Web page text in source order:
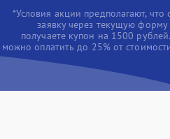
*Условия акции предполагают, что
заявку через текущую форму
получаете купон на 1500
можно оплатить до 25% от